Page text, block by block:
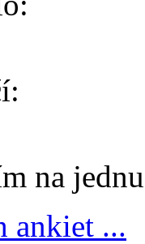
na
ankiet ...